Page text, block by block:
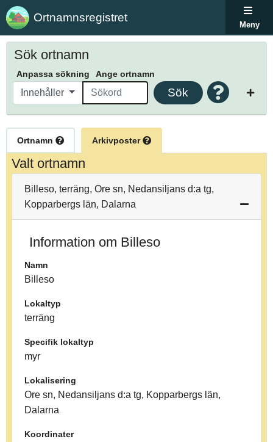
Ortnamnsregistret
Meny
Sök ortnamn
Anpassa sökning Ange ortnamn
Innehåller Sök
Ortnamn Arkivposter
Valt ortnamn
Billeso, terräng, Ore sn, Nedansiljans d:a tg,
Kopparbergs län, Dalarna
Information om Billeso
Namn
Billeso
Lokaltyp
terräng
Specifik lokaltyp
myr
Lokalisering
Ore sn, Nedansiljans d:a tg, Kopparbergs län,
Dalarna
Koordinater